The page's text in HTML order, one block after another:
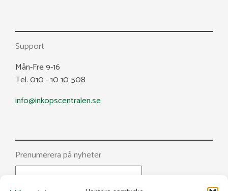
Support
Mån-Fre 9-16
Tel. 010 - 10 10 508
info@inkopscentralen.se
Prenumerera på nyheter